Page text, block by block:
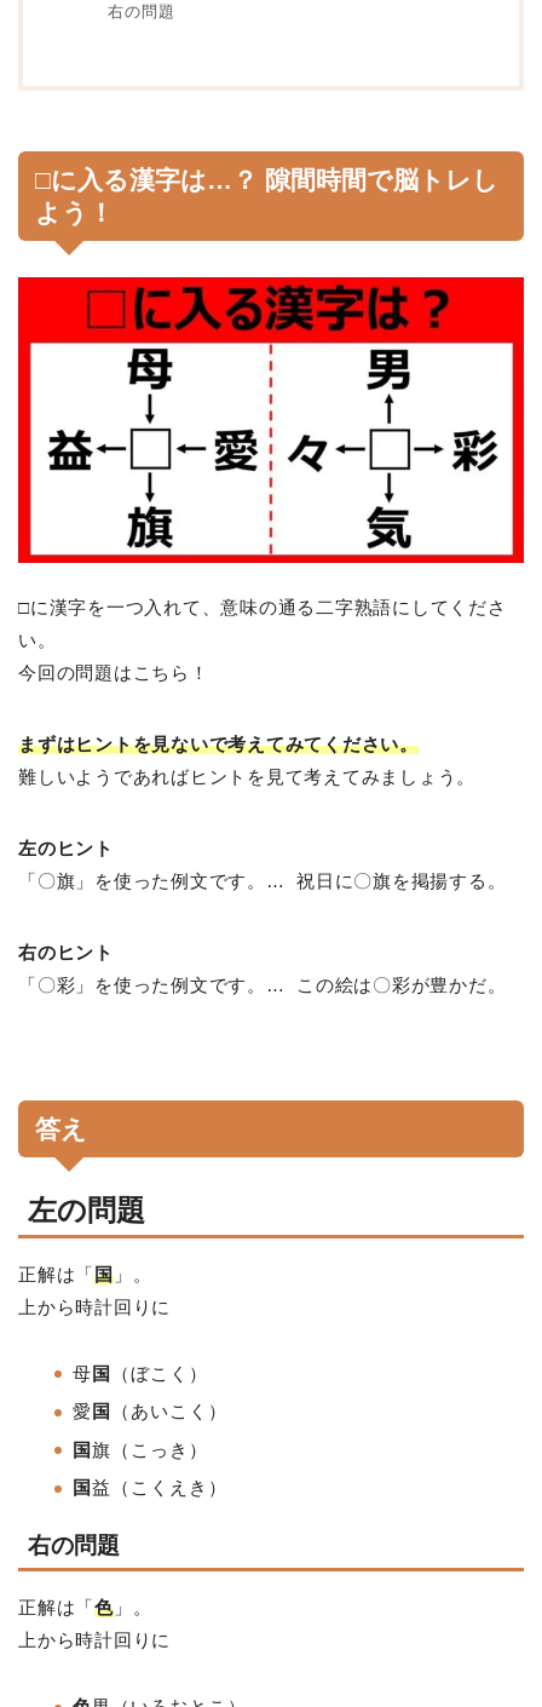
右の問題
□に入る漢字は…？ 隙間時間で脳トレし
よう！
□に漢字を一つ入れて、意味の通る二字熟語にしてくださ
い。
今回の問題はこちら！
まずはヒントを見ないで考えてみてください。
難しいようであればヒントを見て考えてみましょう。
左のヒント
「〇旗」を使った例文です。… 祝日に〇旗を掲揚する。
右のヒント
「〇彩」を使った例文です。… この絵は〇彩が豊かだ。
答え
左の問題
正解は「国」。
上から時計回りに
母国
（ぼこく）
愛 国
（あいこく）
国旗 （こっき）
国益 （こくえき）
右の問題
正解は「色」。
上から時計回りに